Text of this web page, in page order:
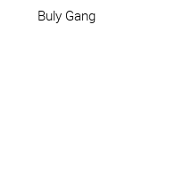
Buly Gang